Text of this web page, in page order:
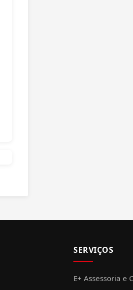
SERVIÇOS
E+ Assessoria e